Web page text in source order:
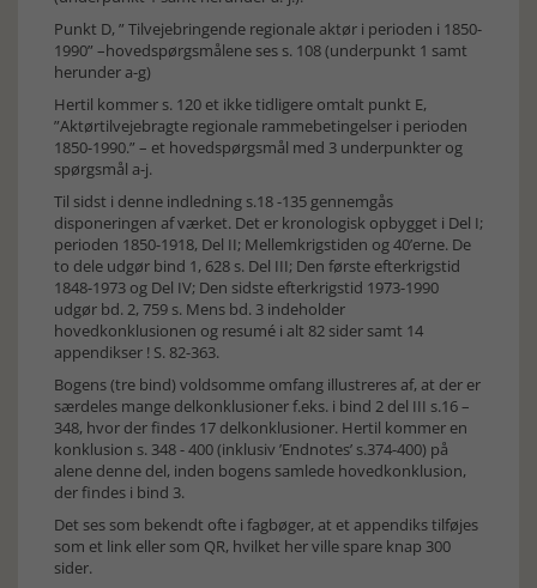
Punkt D, ” Tilvejebringende regionale aktør i perioden i 1850-
1990” –hovedspørgsmålene ses s. 108 (underpunkt 1 samt
herunder a-g)
Hertil kommer s. 120 et ikke tidligere omtalt punkt E,
”Aktørtilvejebragte regionale rammebetingelser i perioden
1850-1990.” – et hovedspørgsmål med 3 underpunkter og
spørgsmål a-j.
Til sidst i denne indledning s.18 -135 gennemgås
disponeringen af værket. Det er kronologisk opbygget i Del I;
perioden 1850-1918, Del II; Mellemkrigstiden og 40’erne. De
to dele udgør bind 1, 628 s. Del III; Den første efterkrigstid
1848-1973 og Del IV; Den sidste efterkrigstid 1973-1990
udgør bd. 2, 759 s. Mens bd. 3 indeholder
hovedkonklusionen og resumé i alt 82 sider samt 14
appendikser ! S. 82-363.
Bogens (tre bind) voldsomme omfang illustreres af, at der er
særdeles mange delkonklusioner f.eks. i bind 2 del III s.16 –
348, hvor der findes 17 delkonklusioner. Hertil kommer en
konklusion s. 348 - 400 (inklusiv ’Endnotes’ s.374-400) på
alene denne del, inden bogens samlede hovedkonklusion,
der findes i bind 3.
Det ses som bekendt ofte i fagbøger, at et appendiks tilføjes
som et link eller som QR, hvilket her ville spare knap 300
sider.